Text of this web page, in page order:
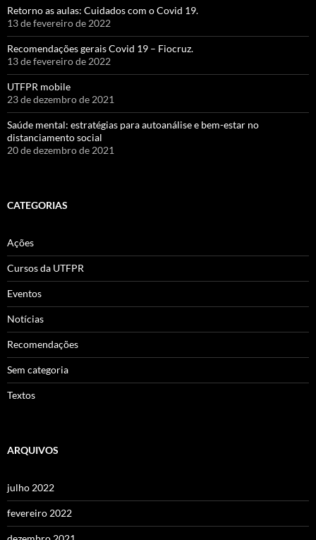
Retorno as aulas: Cuidados com o Covid 19.
13 de fevereiro de 2022
Recomendações gerais Covid 19 – Fiocruz.
13 de fevereiro de 2022
UTFPR mobile
23 de dezembro de 2021
Saúde mental: estratégias para autoanálise e bem-estar no
distanciamento social
20 de dezembro de 2021
CATEGORIAS
Ações
Cursos da UTFPR
Eventos
Notícias
Recomendações
Sem categoria
Textos
ARQUIVOS
julho 2022
fevereiro 2022